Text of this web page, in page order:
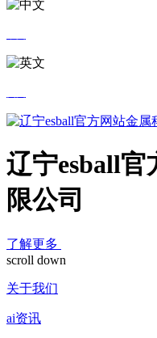
辽宁esball
限公司
了解更多
scroll down
关于我们
ai资讯